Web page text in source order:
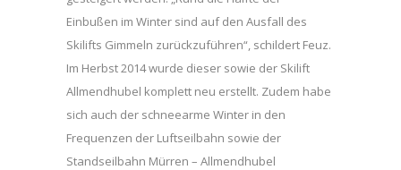
Einbußen im Winter sind auf den Ausfall des
Skilifts Gimmeln zurückzuführen“, schildert Feuz.
Im Herbst 2014 wurde dieser sowie der Skilift
Allmendhubel komplett neu erstellt. Zudem habe
sich auch der schneearme Winter in den
Frequenzen der Luftseilbahn sowie der
Standseilbahn Mürren – Allmendhubel